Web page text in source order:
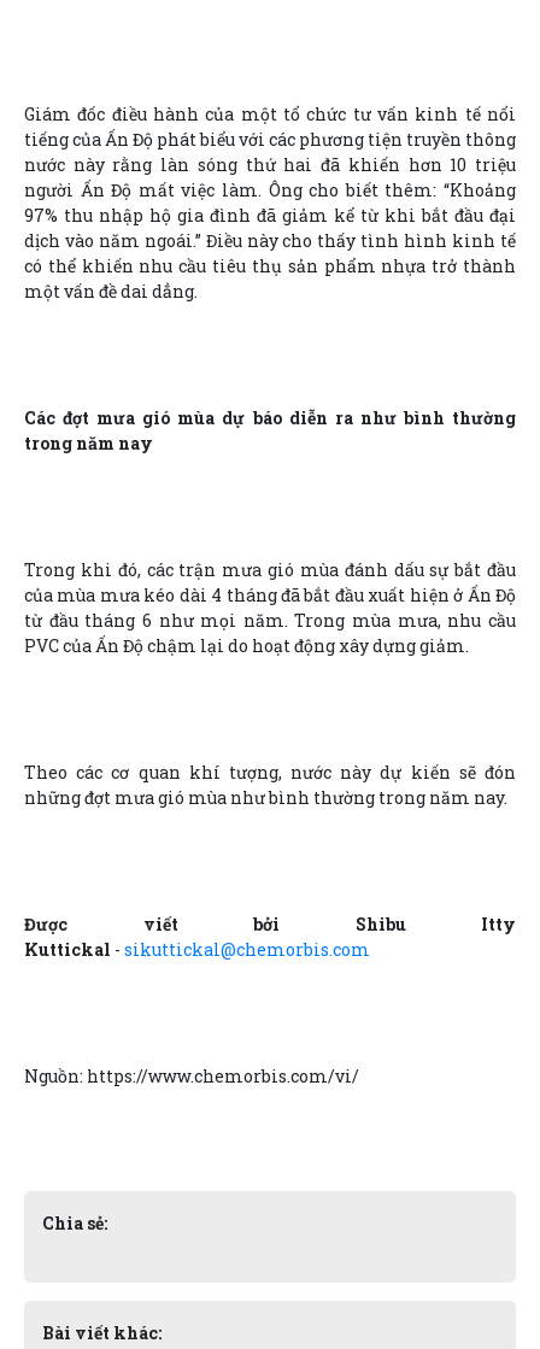
Giám đốc điều hành của một tổ chức tư vấn kinh tế nổi
tiếng của Ấn Độ phát biểu với các phương tiện truyền thông
nước này rằng làn sóng thứ hai đã khiến hơn 10 triệu
người Ấn Độ mất việc làm. Ông cho biết thêm: “Khoảng
97% thu nhập hộ gia đình đã giảm kể từ khi bắt đầu đại
dịch vào năm ngoái.” Điều này cho thấy tình hình kinh tế
có thể khiến nhu cầu tiêu thụ sản phẩm nhựa trở thành
một vấn đề dai dẳng.
Các đợt mưa gió mùa dự báo diễn ra như bình thường
trong năm nay
Trong khi đó, các trận mưa gió mùa đánh dấu sự bắt đầu
của mùa mưa kéo dài 4 tháng đã bắt đầu xuất hiện ở Ấn Độ
từ đầu tháng 6 như mọi năm. Trong mùa mưa, nhu cầu
PVC của Ấn Độ chậm lại do hoạt động xây dựng giảm.
Theo các cơ quan khí tượng, nước này dự kiến sẽ đón
những đợt mưa gió mùa như bình thường trong năm nay.
Được viết bởi Shibu Itty
Kuttickal - sikuttickal@chemorbis.com
Nguồn: https://www.chemorbis.com/vi/
Chia sẻ:
Bài viết khác: